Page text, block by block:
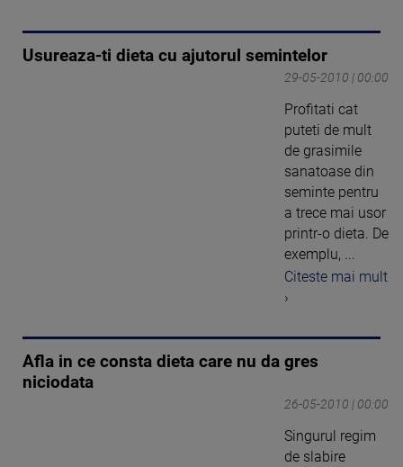
Usureaza-ti dieta cu ajutorul semintelor
29-05-2010 | 00:00
Profitati cat
puteti de mult
de grasimile
sanatoase din
seminte pentru
a trece mai usor
printr-o dieta. De
exemplu, ...
Citeste mai mult
›
Afla in ce consta dieta care nu da gres
niciodata
26-05-2010 | 00:00
Singurul regim
de slabire